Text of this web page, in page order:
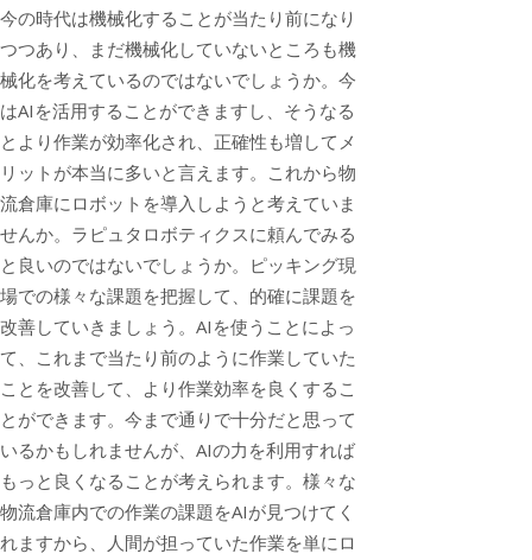
今の時代は機械化することが当たり前になり
つつあり、まだ機械化していないところも機
械化を考えているのではないでしょうか。今
はAIを活用することができますし、そうなる
とより作業が効率化され、正確性も増してメ
リットが本当に多いと言えます。これから物
流倉庫にロボットを導入しようと考えていま
せんか。ラピュタロボティクスに頼んでみる
と良いのではないでしょうか。ピッキング現
場での様々な課題を把握して、的確に課題を
改善していきましょう。AIを使うことによっ
て、これまで当たり前のように作業していた
ことを改善して、より作業効率を良くするこ
とができます。今まで通りで十分だと思って
いるかもしれませんが、AIの力を利用すれば
もっと良くなることが考えられます。様々な
物流倉庫内での作業の課題をAIが見つけてく
れますから、人間が担っていた作業を単にロ